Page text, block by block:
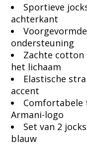
Sportieve
achterkant
ondersteuning
Zachte
het lichaam
Elastische
accent
Comfortabele
Armani-logo
Set van 2
blauw